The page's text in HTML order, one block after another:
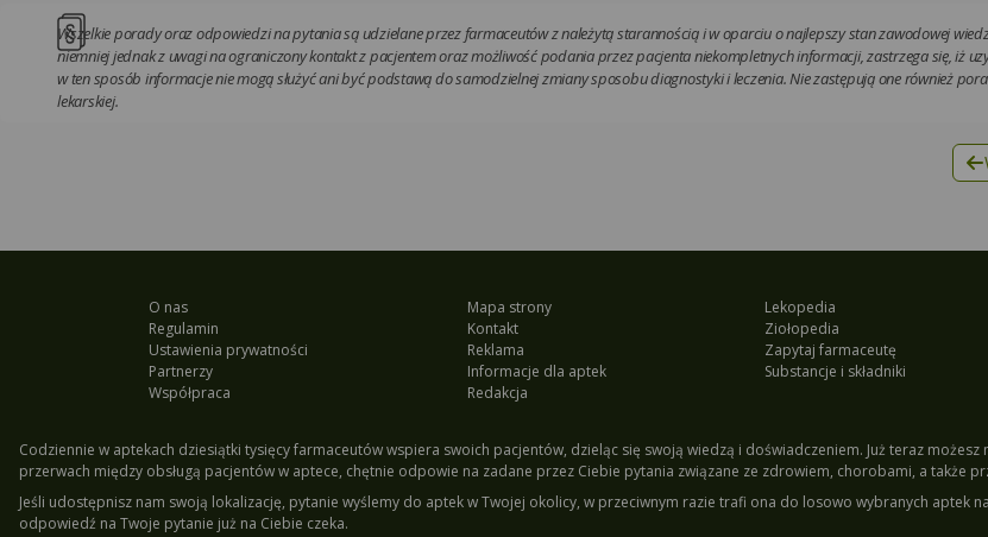
Wszelkie porady oraz odpowiedzi na pytania są udzielane przez farmaceutów z należytą starannością i w oparciu o najlepszy stan zawodowej
niemniej jednak z uwagi na ograniczony kontakt z pacjentem oraz możliwość podania przez pacjenta niekompletnych informacji, zastrzega się, iż
w ten sposób informacje nie mogą służyć ani być podstawą do samodzielnej zmiany sposobu diagnostyki i leczenia. Nie zastępują one również
lekarskiej.
O nas
Regulamin
Ustawienia prywatności
Partnerzy
Współpraca
Mapa strony
Kontakt
Reklama
Informacje dla aptek
Redakcja
Lekopedia
Ziołopedia
Zapytaj farmaceutę
Substancje i składniki
Codziennie w aptekach dziesiątki tysięcy farmaceutów wspiera swoich pacjentów, dzieląc się swoją wiedzą i doświadczeniem. Już teraz
przerwach między obsługą pacjentów w aptece, chętnie odpowie na zadane przez Ciebie pytania związane ze zdrowiem, chorobami, a także
Jeśli udostępnisz nam swoją lokalizację, pytanie wyślemy do aptek w Twojej okolicy, w przeciwnym razie trafi ona do losowo wybranych aptek
odpowiedź na Twoje pytanie już na Ciebie czeka.